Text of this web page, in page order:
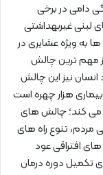
دامی در برخی
لبنی غیربهداشتی
به ویژه عشایری در
مهم ترین چالش
انسان نیز این چالش
هزار چهره است
می کند؛ چالش های
تنوع راه های
افتراقی عود
تکمیل دوره درمان